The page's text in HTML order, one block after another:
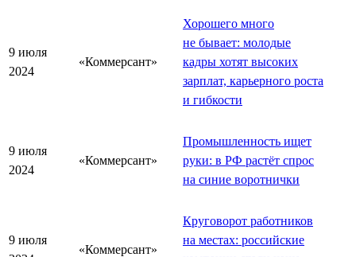
9 июля
2024
«Коммерсант»
Хорошего много
не бывает: молодые
кадры хотят высоких
зарплат, карьерного роста
и гибкости
9 июля
2024
«Коммерсант»
Промышленность ищет
руки: в РФ растёт спрос
на синие воротнички
9 июля
«Коммерсант»
Круговорот работников
на местах: российские